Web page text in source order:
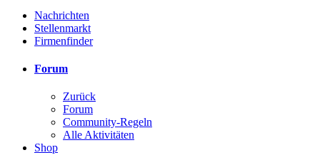
Nachrichten
Stellenmarkt
Firmenfinder
Forum
Zurück
Forum
Community-Regeln
Alle Aktivitäten
Shop